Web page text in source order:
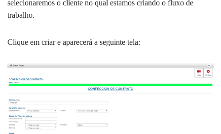
selecionaremos o cliente no qual estamos criando o fluxo de
trabalho.
Clique em criar e aparecerá a seguinte tela: